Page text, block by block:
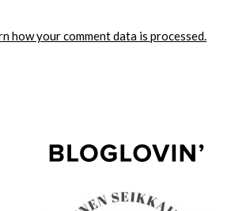
how your comment data is processed.